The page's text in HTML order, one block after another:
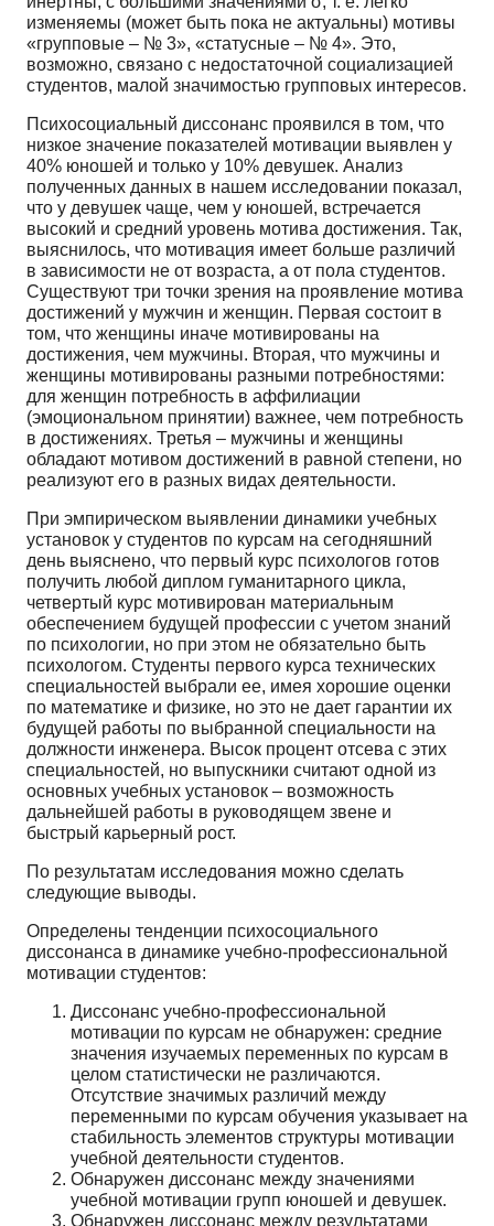
изменяемы (может быть пока не актуальны) мотивы
«групповые – № 3», «статусные – № 4». Это,
возможно, связано с недостаточной социализацией
студентов, малой значимостью групповых интересов.
Психосоциальный диссонанс проявился в том, что
низкое значение показателей мотивации выявлен у
40% юношей и только у 10% девушек. Анализ
полученных данных в нашем исследовании показал,
что у девушек чаще, чем у юношей, встречается
высокий и средний уровень мотива достижения. Так,
выяснилось, что мотивация имеет больше различий
в зависимости не от возраста, а от пола студентов.
Существуют три точки зрения на проявление мотива
достижений у мужчин и женщин. Первая состоит в
том, что женщины иначе мотивированы на
достижения, чем мужчины. Вторая, что мужчины и
женщины мотивированы разными потребностями:
для женщин потребность в аффилиации
(эмоциональном принятии) важнее, чем потребность
в достижениях. Третья – мужчины и женщины
обладают мотивом достижений в равной степени, но
реализуют его в разных видах деятельности.
При эмпирическом выявлении динамики учебных
установок у студентов по курсам на сегодняшний
день выяснено, что первый курс психологов готов
получить любой диплом гуманитарного цикла,
четвертый курс мотивирован материальным
обеспечением будущей профессии с учетом знаний
по психологии, но при этом не обязательно быть
психологом. Студенты первого курса технических
специальностей выбрали ее, имея хорошие оценки
по математике и физике, но это не дает гарантии их
будущей работы по выбранной специальности на
должности инженера. Высок процент отсева с этих
специальностей, но выпускники считают одной из
основных учебных установок – возможность
дальнейшей работы в руководящем звене и
быстрый карьерный рост.
По результатам исследования можно сделать
следующие выводы.
Определены тенденции психосоциального
диссонанса в динамике учебно-профессиональной
мотивации студентов:
Диссонанс учебно-профессиональной
мотивации по курсам не обнаружен: средние
значения изучаемых переменных по курсам в
целом статистически не различаются.
Отсутствие значимых различий между
переменными по курсам обучения указывает на
стабильность элементов структуры мотивации
учебной деятельности студентов.
Обнаружен диссонанс между значениями
учебной мотивации групп юношей и девушек.
Обнаружен диссонанс между результатами